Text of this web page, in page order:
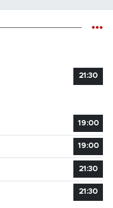
21:30
19:00
19:00
21:30
21:30